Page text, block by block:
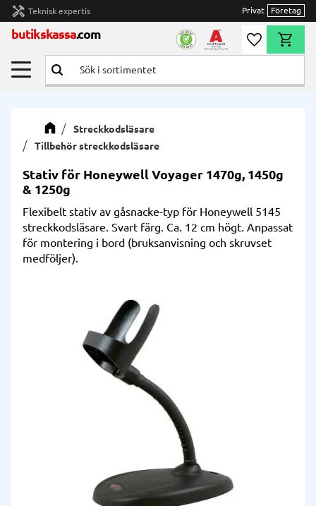
Meny
handyman Teknisk expertis Privat Företag
butikskassa.com Önskelista
Streckkodsläsare
Tillbehör streckkodsläsare
Stativ för Honeywell Voyager 1470g, 1450g
& 1250g
Flexibelt stativ av gåsnacke-typ för Honeywell 5145
streckkodsläsare. Svart färg. Ca. 12 cm högt. Anpassat
för montering i bord (bruksanvisning och skruvset
medföljer).